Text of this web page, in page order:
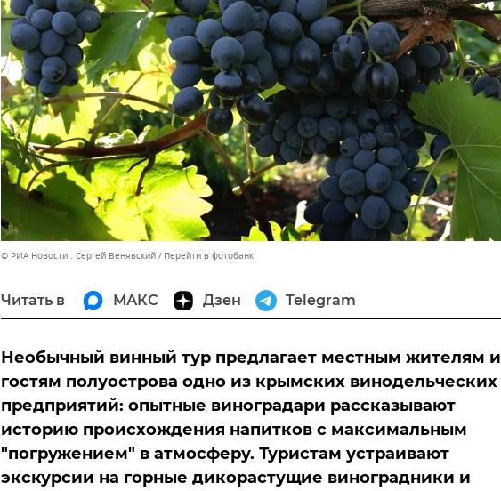
© РИА Новости . Сергей Венявский Перейти в фотобанк
Читать в МАКС Дзен Telegram
Необычный винный тур предлагает местным жителям и
гостям полуострова одно из крымских винодельческих
предприятий: опытные виноградари рассказывают
историю происхождения напитков с максимальным
"погружением" в атмосферу. Туристам устраивают
экскурсии на горные дикорастущие виноградники и